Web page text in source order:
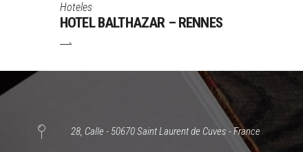
Hoteles
HOTEL BALTHAZAR – RENNES
28, Calle - 50670 Saint Laurent de Cuves - France